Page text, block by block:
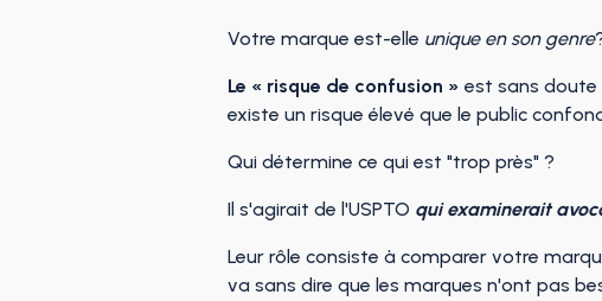
Votre marque est-elle unique en son genre
Le « risque de confusion » est sans doute
existe un risque élevé que le public
Qui détermine ce qui est "trop près" ?
Il s'agirait de l'USPTO qui examinerait
Leur rôle consiste à comparer votre
va sans dire que les marques n'ont pas